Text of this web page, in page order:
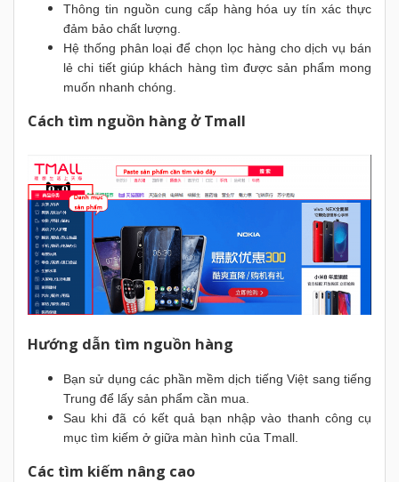
Thông tin nguồn cung cấp hàng hóa uy tín xác thực
đảm bảo chất lượng.
Hệ thống phân loại để chọn lọc hàng cho dịch vụ bán
lẻ chi tiết giúp khách hàng tìm được sản phẩm mong
muốn nhanh chóng.
Cách tìm nguồn hàng ở Tmall
Hướng dẫn tìm nguồn hàng
Bạn sử dụng các phần mềm dịch tiếng Việt sang tiếng
Trung để lấy sản phẩm cần mua.
Sau khi đã có kết quả bạn nhập vào thanh công cụ
mục tìm kiếm ở giữa màn hình của Tmall.
Các tìm kiếm nâng cao